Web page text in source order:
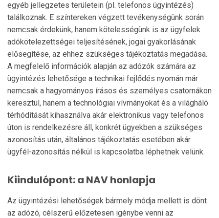
egyéb jellegzetes területein (pl. telefonos ügyintézés)
találkoznak. E színtereken végzett tevé­keny­ségünk során
nemcsak érdekünk, hanem köte­les­ségünk is az ügyfelek
adókötelezettségei teljesí­té­sének, jogai gyakorlásának
elősegítése, az ehhez szük­séges tájékoztatás megadása.
A megfelelő információk alapján az adózók számára az
ügyintézés lehe­tő­sége a technikai fejlődés nyomán már
nemcsak a hagyományos írásos és személyes csatornákon
ke­resztül, hanem a technológiai vívmányokat és a világháló
térhódítását kihasználva akár elektronikus vagy telefonos
úton is rendelkezésre áll, konkrét ügyek­ben a szükséges
azonosítás után, általános tájé­koztatás esetében akár
ügyfél-azonosítás nélkül is kapcsolatba léphetnek velünk.
Kiindulópont: a NAV honlapja
Az ügyintézési lehetőségek bármely módja mellett is dönt
az adózó, célszerű előzetesen igénybe venni az